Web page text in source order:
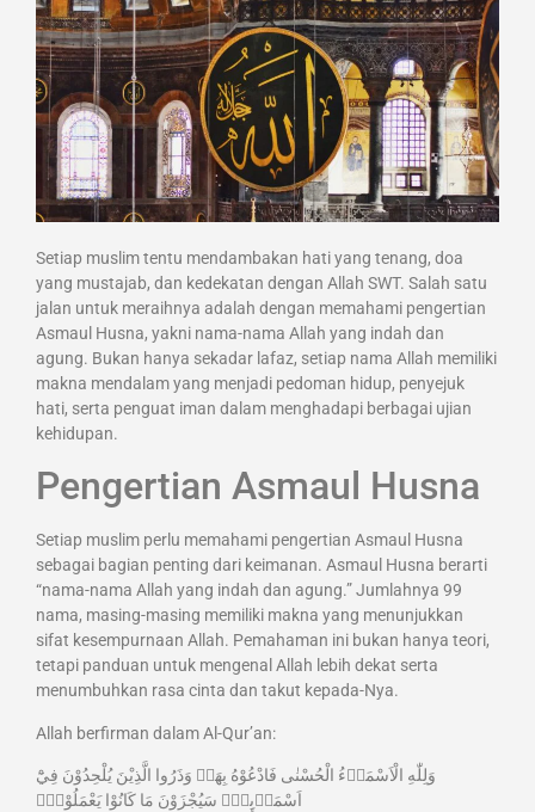
Setiap muslim tentu mendambakan hati yang tenang, doa
yang mustajab, dan kedekatan dengan Allah SWT. Salah satu
jalan untuk meraihnya adalah dengan memahami pengertian
Asmaul Husna, yakni nama-nama Allah yang indah dan
agung. Bukan hanya sekadar lafaz, setiap nama Allah memiliki
makna mendalam yang menjadi pedoman hidup, penyejuk
hati, serta penguat iman dalam menghadapi berbagai ujian
kehidupan.
Pengertian Asmaul Husna
Setiap muslim perlu memahami pengertian Asmaul Husna
sebagai bagian penting dari keimanan. Asmaul Husna berarti
“nama-nama Allah yang indah dan agung.” Jumlahnya 99
nama, masing-masing memiliki makna yang menunjukkan
sifat kesempurnaan Allah. Pemahaman ini bukan hanya teori,
tetapi panduan untuk mengenal Allah lebih dekat serta
menumbuhkan rasa cinta dan takut kepada-Nya.
Allah berfirman dalam Al-Qur’an:
وَلِلّٰهِ الْاَسْمَاۤءُ الْحُسْنٰى فَادْعُوْهُ بِهَاۖ وَذَرُوا الَّذِيْنَ يُلْحِدُوْنَ فِيْٓ
اَسْمَاۤىِٕهٖۗ سَيُجْزَوْنَ مَا كَانُوْا يَعْمَلُوْنَۖ